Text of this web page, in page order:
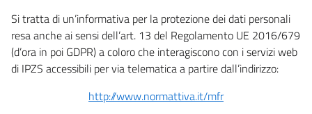
Si tratta di un’informativa per la protezione dei dati personali
resa anche ai sensi dell’art. 13 del Regolamento UE 2016/679
(d’ora in poi GDPR) a coloro che interagiscono con i servizi web
di IPZS accessibili per via telematica a partire dall’indirizzo:
http://www.normattiva.it/mfr